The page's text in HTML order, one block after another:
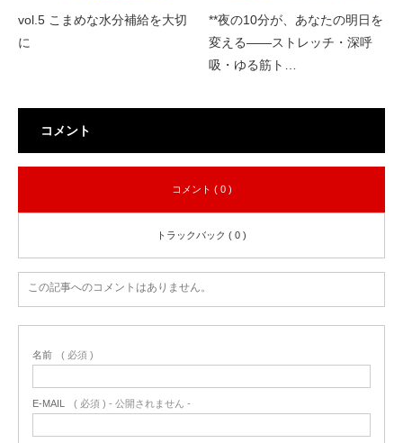
vol.5 こまめな水分補給を大切
に
**夜の10分が、あなたの明日を
変える――ストレッチ・深呼
吸・ゆる筋ト…
コメント
コメント ( 0 )
トラックバック ( 0 )
この記事へのコメントはありません。
名前 ( 必須 )
E-MAIL ( 必須 ) - 公開されません -